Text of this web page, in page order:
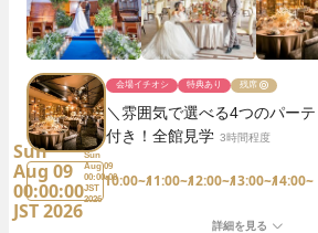
会場イチオシ 特典あり 残席
＼雰囲気で選べる4つのパー
付き！全館見学 3時間程度
Sun
Aug 09
00:00:00
JST 2026
Sun
Aug 09
00:00:00
JST
2026
10:00~11:00~12:00~13:00~14:00~
詳細を見る